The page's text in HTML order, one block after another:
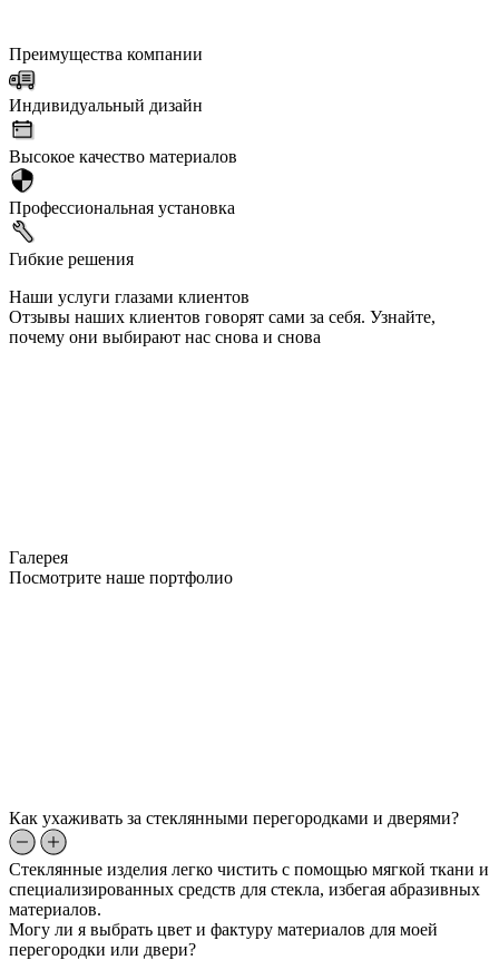
Преимущества компании
Индивидуальный дизайн
Высокое качество материалов
Профессиональная установка
Гибкие решения
Наши услуги глазами клиентов
Отзывы наших клиентов говорят сами за себя. Узнайте,
почему они выбирают нас снова и снова
Галерея
Посмотрите наше портфолио
Как ухаживать за стеклянными перегородками и дверями?
Стеклянные изделия легко чистить с помощью мягкой ткани и
специализированных средств для стекла, избегая абразивных
материалов.
Могу ли я выбрать цвет и фактуру материалов для моей
перегородки или двери?